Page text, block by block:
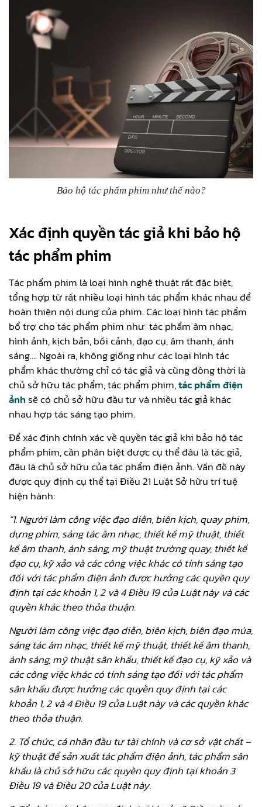
Bảo hộ tác phẩm phim như thế nào?
Xác định quyền tác giả khi bảo hộ
tác phẩm phim
Tác phẩm phim là loại hình nghệ thuật rất đặc biệt,
tổng hợp từ rất nhiều loại hình tác phẩm khác nhau để
hoàn thiện nội dung của phim. Các loại hình tác phẩm
bổ trợ cho tác phẩm phim như: tác phẩm âm nhạc,
hình ảnh, kịch bản, bối cảnh, đạo cụ, âm thanh, ánh
sáng…. Ngoài ra, không giống như các loại hình tác
phẩm khác thường chỉ có tác giả và cũng đồng thời là
chủ sở hữu tác phẩm; tác phẩm phim,tác phẩm điện
ảnhsẽ có chủ sở hữu đầu tư và nhiều tác giả khác
nhau hợp tác sáng tạo phim.
Để xác định chính xác về quyền tác giả khi bảo hộ tác
phẩm phim, cần phân biệt được cụ thể đâu là tác giả,
đâu là chủ sở hữu của tác phẩm điện ảnh. Vấn đề này
được quy định cụ thể tại Điều 21 Luật Sở hữu trí tuệ
hiện hành:
“1. Người làm công việc đạo diễn, biên kịch, quay phim,
dựng phim, sáng tác âm nhạc, thiết kế mỹ thuật, thiết
kế âm thanh, ánh sáng, mỹ thuật trường quay, thiết kế
đạo cụ, kỹ xảo và các công việc khác có tính sáng tạo
đối với tác phẩm điện ảnh được hưởng các quyền quy
định tại các khoản 1, 2 và 4 Điều 19 của Luật này và các
quyền khác theo thỏa thuận.
Người làm công việc đạo diễn, biên kịch, biên đạo múa,
sáng tác âm nhạc, thiết kế mỹ thuật, thiết kế âm thanh,
ánh sáng, mỹ thuật sân khấu, thiết kế đạo cụ, kỹ xảo và
các công việc khác có tính sáng tạo đối với tác phẩm
sân khấu được hưởng các quyền quy định tại các
khoản 1, 2 và 4 Điều 19 của Luật này và các quyền khác
theo thỏa thuận.
2. Tổ chức, cá nhân đầu tư tài chính và cơ sở vật chất –
kỹ thuật để sản xuất tác phẩm điện ảnh, tác phẩm sân
khấu là chủ sở hữu các quyền quy định tại khoản 3
Điều 19 và Điều 20 của Luật này.